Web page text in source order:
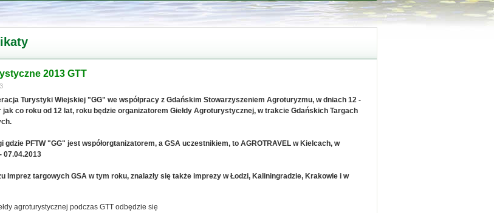
2013 GTT
Turystyki Wiejskiej "GG" we współpracy z Gdańskim Stowarzyszeniem Agroturyzmu, w dniach 12 -
jak co roku od 12 lat, roku będzie organizatorem Giełdy Agroturystycznej, w trakcie Gdańskich Targach
gdzie PFTW "GG" jest współorgtanizatorem, a GSA uczestnikiem, to AGROTRAVEL w Kielcach, w
07.04.2013
Imprez targowych GSA w tym roku, znalazły się także imprezy w Łodzi, Kaliningradzie, Krakowie i w
agroturystycznej podczas GTT odbędzie się